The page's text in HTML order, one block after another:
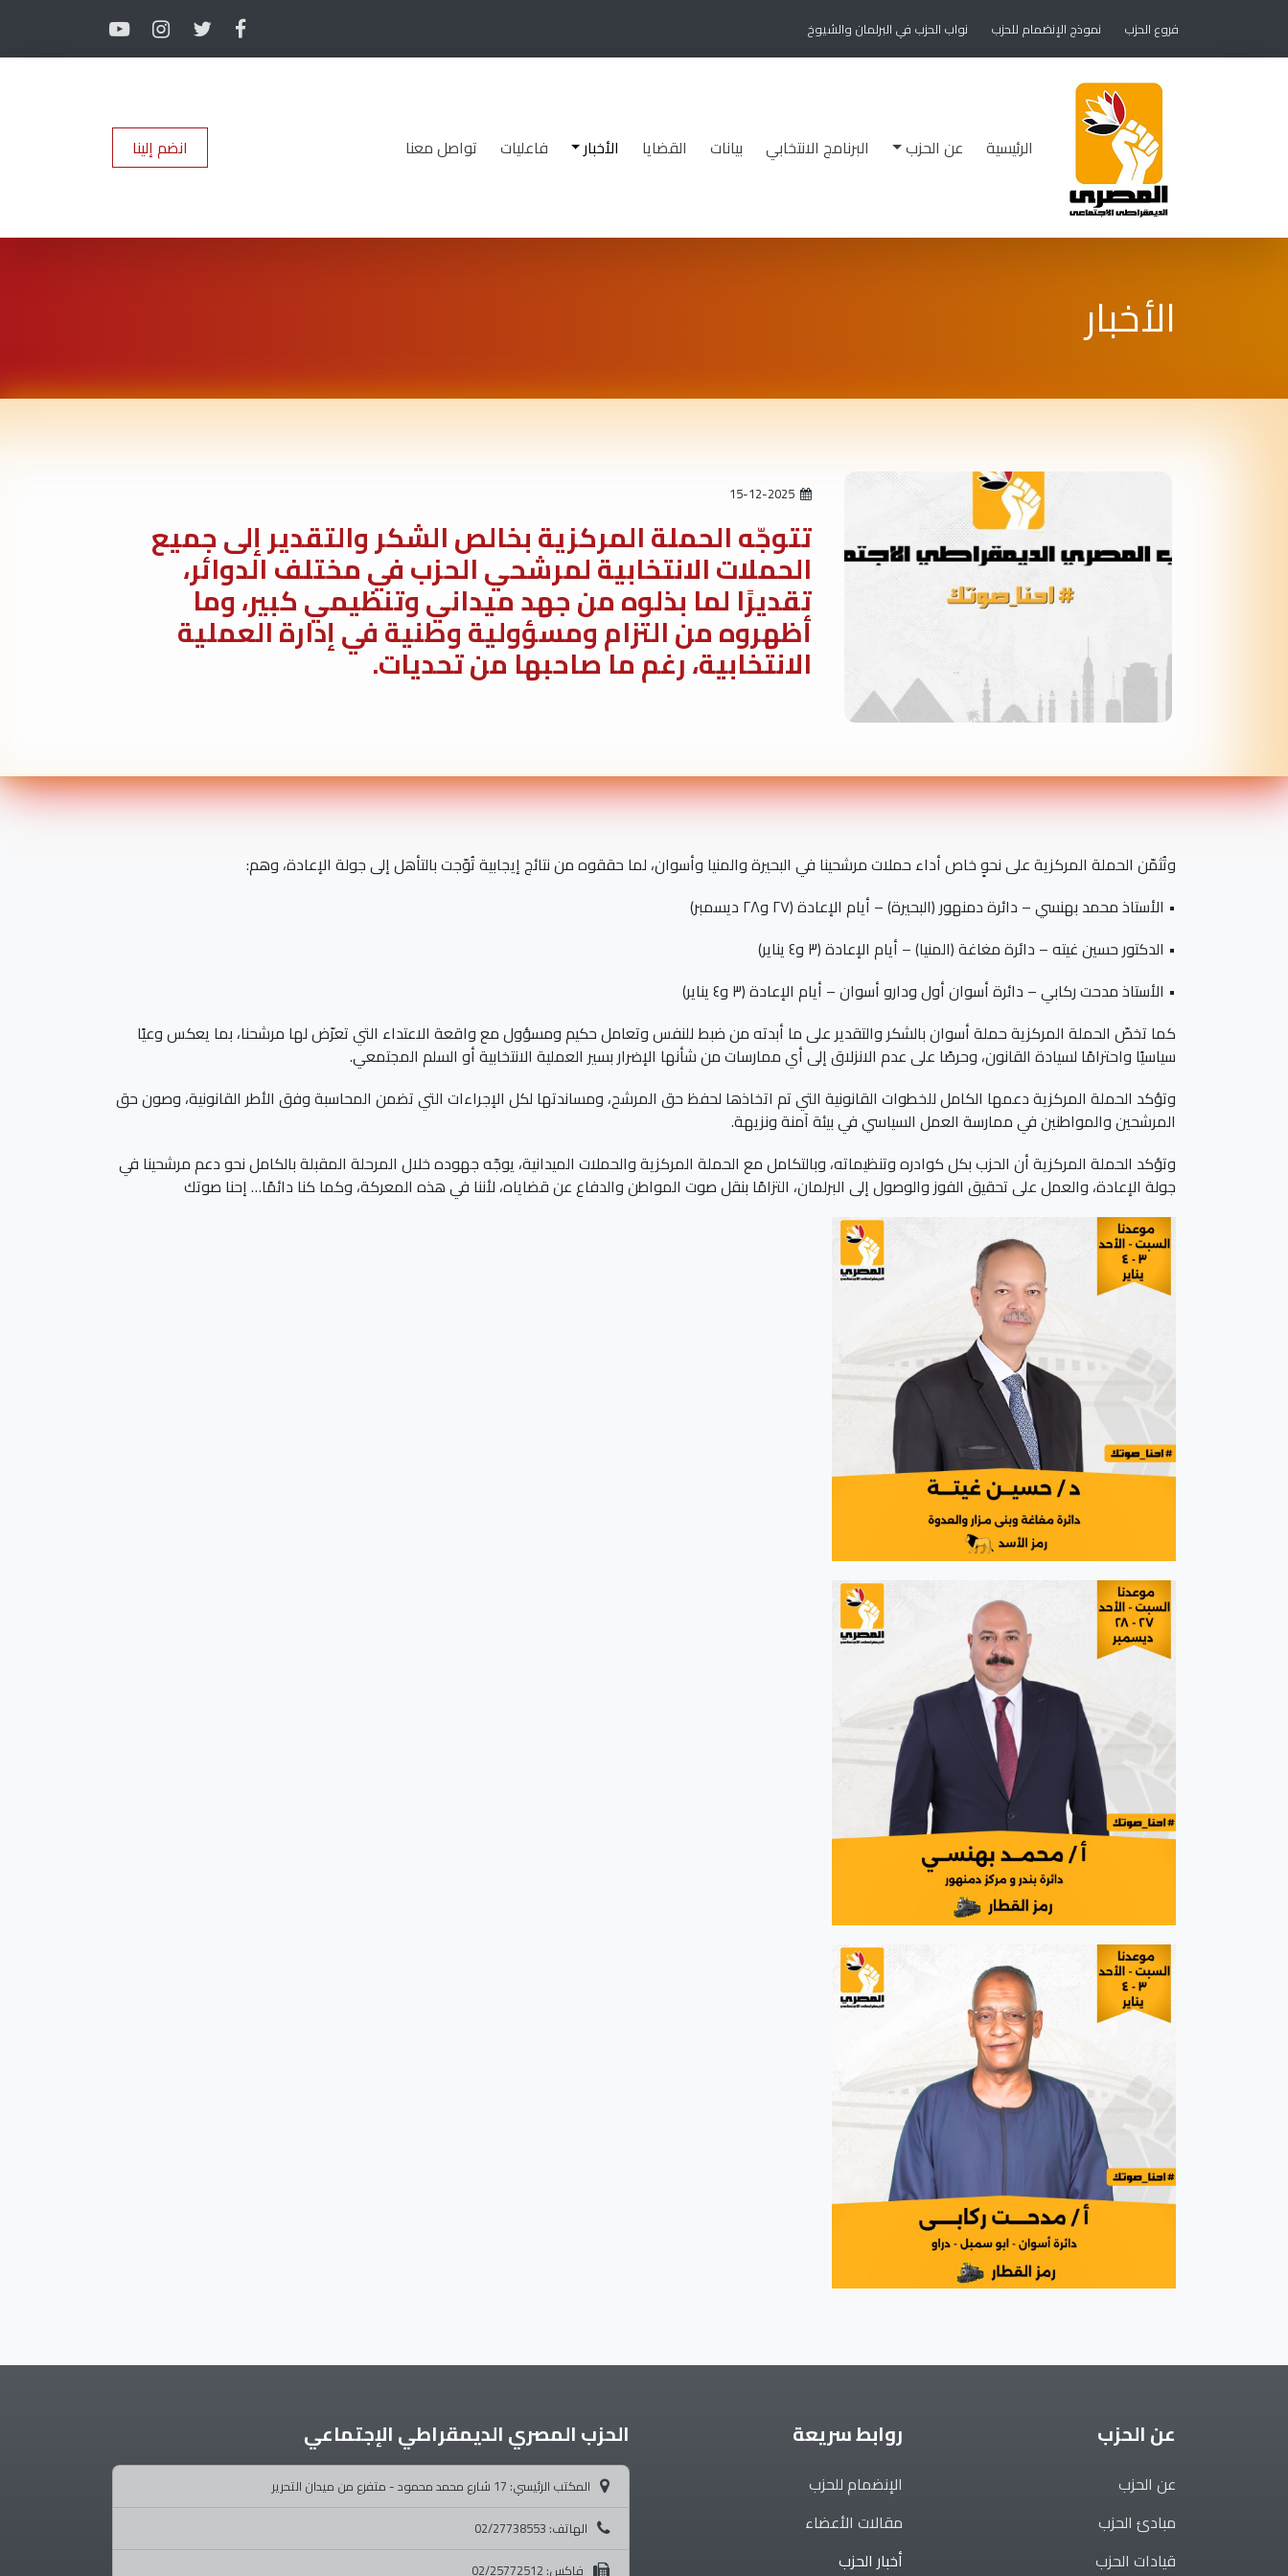
فروع الحزب نموذج الإنضمام للحزب نواب الحزب في البرلمان والشيوخ
الرئيسية عن الحزب البرنامج الانتخابي بيانات القضايا الأخبار فاعليات تواصل معنا انضم إلينا
الأخبار
15-12-2025
تتوجّه الحملة المركزية بخالص الشكر والتقدير إلى جميع
الحملات الانتخابية لمرشحي الحزب في مختلف الدوائر،
تقديرًا لما بذلوه من جهد ميداني وتنظيمي كبير، وما
أظهروه من التزام ومسؤولية وطنية في إدارة العملية
الانتخابية، رغم ما صاحبها من تحديات.
وتُثمّن الحملة المركزية على نحوٍ خاص أداء حملات مرشحينا في البحيرة والمنيا وأسوان، لما حققوه من نتائج إيجابية تُوّجت بالتأهل إلى جولة الإعادة، وهم:
• الأستاذ محمد بهنسي – دائرة دمنهور (البحيرة) – أيام الإعادة (٢٧ و٢٨ ديسمبر)
• الدكتور حسين غيته – دائرة مغاغة (المنيا) – أيام الإعادة (٣ و٤ يناير)
• الأستاذ مدحت ركابي – دائرة أسوان أول ودارو أسوان – أيام الإعادة (٣ و٤ يناير)
كما تخصّ الحملة المركزية حملة أسوان بالشكر والتقدير على ما أبدته من ضبط للنفس وتعامل حكيم ومسؤول مع واقعة الاعتداء التي تعرّض لها مرشحنا، بما يعكس وعيًا
سياسيًا واحترامًا لسيادة القانون، وحرصًا على عدم الانزلاق إلى أي ممارسات من شأنها الإضرار بسير العملية الانتخابية أو السلم المجتمعي.
وتؤكد الحملة المركزية دعمها الكامل للخطوات القانونية التي تم اتخاذها لحفظ حق المرشح، ومساندتها لكل الإجراءات التي تضمن المحاسبة وفق الأطر القانونية، وصون حق
المرشحين والمواطنين في ممارسة العمل السياسي في بيئة آمنة ونزيهة.
وتؤكد الحملة المركزية أن الحزب بكل كوادره وتنظيماته، وبالتكامل مع الحملة المركزية والحملات الميدانية، يوجّه جهوده خلال المرحلة المقبلة بالكامل نحو دعم مرشحينا في
جولة الإعادة، والعمل على تحقيق الفوز والوصول إلى البرلمان، التزامًا بنقل صوت المواطن والدفاع عن قضاياه، لأننا في هذه المعركة، وكما كنا دائمًا… إحنا صوتك
عن الحزب
عن الحزب
مبادئ الحزب
قيادات الحزب
روابط سريعة
الإنضمام للحزب
مقالات الأعضاء
أخبار الحزب
الحزب المصري الديمقراطي الإجتماعي
المكتب الرئيسي: 17 شارع محمد محمود - متفرع من ميدان التحرير
الهاتف: 02/27738553
فاكس: 02/25772512